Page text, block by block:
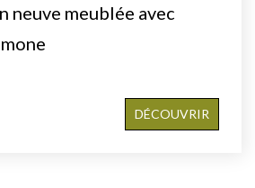
neuve meublée avec
DÉCOUVRIR